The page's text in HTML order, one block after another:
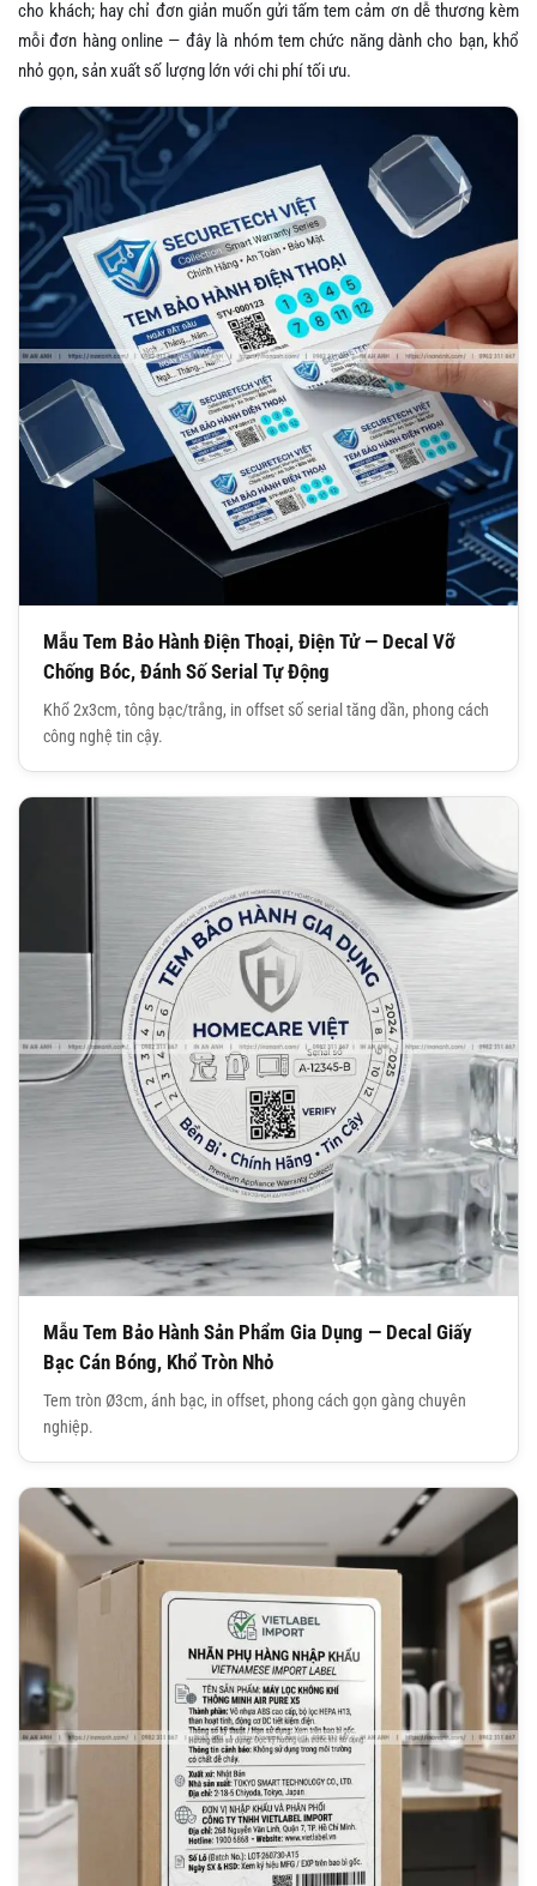
cho khách; hay chỉ đơn giản muốn gửi tấm tem cảm ơn dễ thương kèm
mỗi đơn hàng online — đây là nhóm tem chức năng dành cho bạn, khổ
nhỏ gọn, sản xuất số lượng lớn với chi phí tối ưu.
Mẫu Tem Bảo Hành Điện Thoại, Điện Tử — Decal Vỡ
Chống Bóc, Đánh Số Serial Tự Động
Khổ 2x3cm, tông bạc/trắng, in offset số serial tăng dần, phong cách
công nghệ tin cậy.
Mẫu Tem Bảo Hành Sản Phẩm Gia Dụng — Decal Giấy
Bạc Cán Bóng, Khổ Tròn Nhỏ
Tem tròn Ø3cm, ánh bạc, in offset, phong cách gọn gàng chuyên
nghiệp.